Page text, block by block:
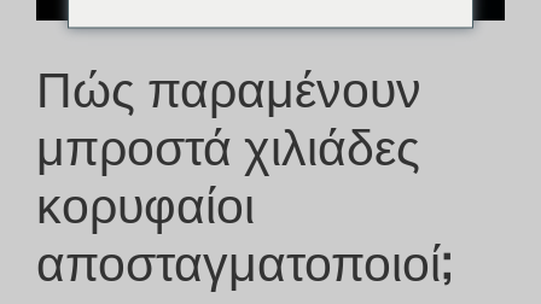
ΟΦΈΛΗ
ΤΕΧΝΙΚΌΣ
ΝΈΑ
ΕΠΙΚΟΙΝΩΝΊΑ
Πώς παραμένουν
μπροστά χιλιάδες
κορυφαίοι
αποσταγματοποιοί;